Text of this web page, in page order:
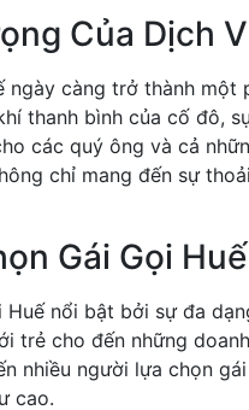
Của Dịch
ngày càng trở thành
thanh bình của cố đô,
các quý ông và cả
chỉ mang đến sự
Gái Gọi Huế
nổi bật bởi sự đa
trẻ cho đến những
nhiều người lựa chọn
cao.